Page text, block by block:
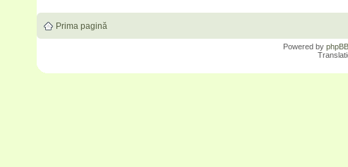
Prima pagină
Powered by phpBB